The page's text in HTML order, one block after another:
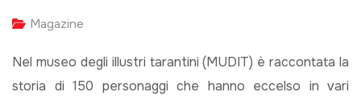
Magazine
Nel museo degli illustri tarantini (MUDIT) è raccontata la
storia di 150 personaggi che hanno eccelso in vari